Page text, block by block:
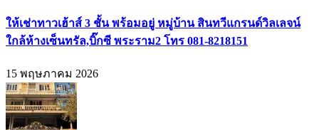
ให้เช่าทาวเฮ้าส์ 3 ชั้น พร้อมอยู่ หมู่บ้าน สินทวีแกรนด์วิลเลจน์
ใกล้ห้างเซ็นทรัล,บิ๊กซี พระราม2 โทร 081-8218151
15 พฤษภาคม 2026